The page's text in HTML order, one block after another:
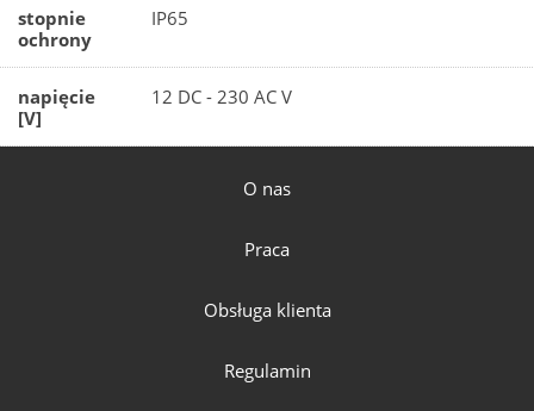
stopnie
ochrony
IP65
napięcie
[V]
12 DC - 230 AC V
O nas
Praca
Obsługa klienta
Regulamin